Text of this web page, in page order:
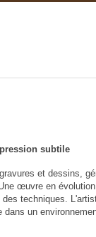
subtile
et dessins,
œuvre en
techniques.
un